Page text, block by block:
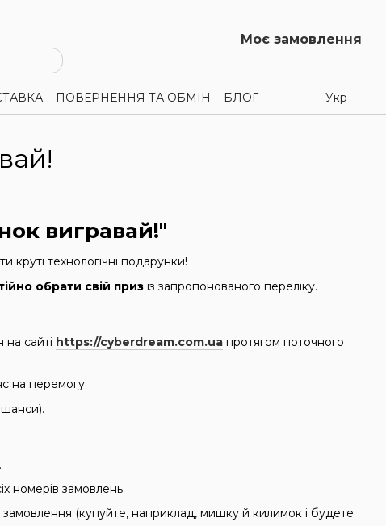
Моє замовлення
ПОВЕРНЕННЯ ТА ОБМІН
БЛОГ
Укр
вигравай!"
круті технологічні подарунки!
обрати свій приз із запропонованого переліку.
на сайті https://cyberdream.com.ua протягом поточного
на перемогу.
шанси).
номерів замовлень.
(купуйте, наприклад, мишку й килимок і будете